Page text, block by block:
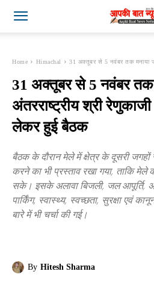
Home Himachal 31 अक्तूबर से 5 नवंबर तक मनाया
31 अक्तूबर से 5 नवंबर तक
अंतरराष्ट्रीय श्री
लेकर हुई बैठक
बैठक के दौरान मेले में क्षेत्र के दूसरी
करने का भी प्रस्ताव रखा गया, ताकि मेले
सके। इसके अलावा बिजली, जल आपूर्ति,
पार्किंग, स्वास्थ्य, स्वच्छता, सुरक्षा एवं
बारे में भी चर्चा की गई।
By Hitesh Sharma